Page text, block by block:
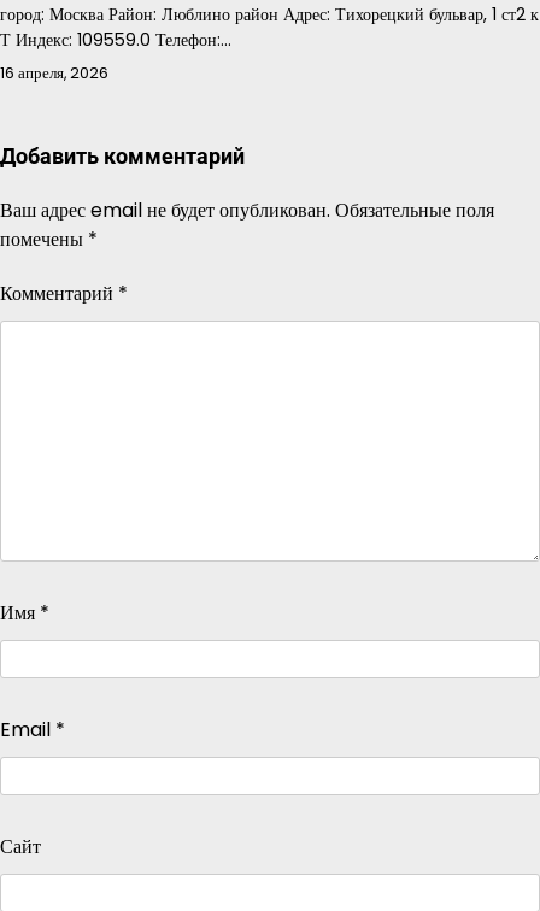
город: Москва Район: Люблино район Адрес: Тихорецкий бульвар, 1 ст2 к
Т Индекс: 109559.0 Телефон:…
16 апреля, 2026
Добавить комментарий
Ваш адрес email не будет опубликован. Обязательные поля
помечены *
Комментарий *
Имя *
Email *
Сайт